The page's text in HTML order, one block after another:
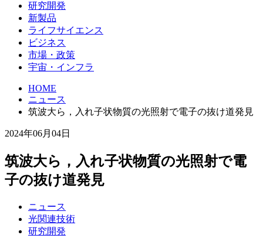
研究開発
新製品
ライフサイエンス
ビジネス
市場・政策
宇宙・インフラ
HOME
ニュース
筑波大ら，入れ子状物質の光照射で電子の抜け道発見
2024年06月04日
筑波大ら，入れ子状物質の光照射で電
子の抜け道発見
ニュース
光関連技術
研究開発